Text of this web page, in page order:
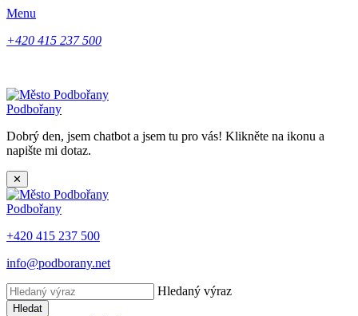
Menu
+420 415 237 500
Podbořany
Dobrý den, jsem chatbot a jsem tu pro vás! Klikněte na ikonu a
napište mi dotaz.
✕
Podbořany
+420 415 237 500
info@podborany.net
Hledaný výraz
Hledat